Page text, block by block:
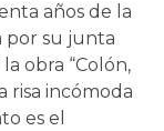
años de la
por su junta
obra “Colón,
risa incómoda
es el